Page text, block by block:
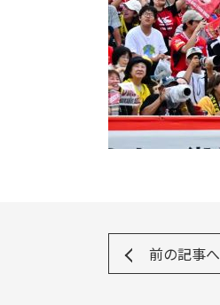
前の記事へ